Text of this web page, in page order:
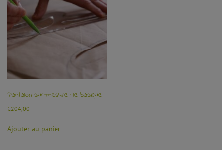
Pantalon sur-mesure : le basique
€204,00
Ajouter au panier